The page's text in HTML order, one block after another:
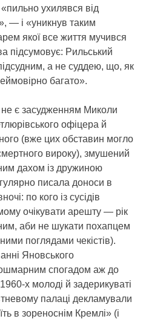
ухилявся від
— і «уникнув таким
якої все життя мучився
підсумовує: Рильський
а не суддею, що, як
багато».
є засудженням Миколи
офіцера й
(вже цих обставин могло
вироку), змушений
дахом із дружиною
писала доноси в
по кого із сусідів
очікувати арешту — рік
аби не шукати похапцем
поглядами чекістів).
Яновського
спогадом аж до
х молоді й задерикуваті
палаці декламували
в зореноснім Кремлі» (і